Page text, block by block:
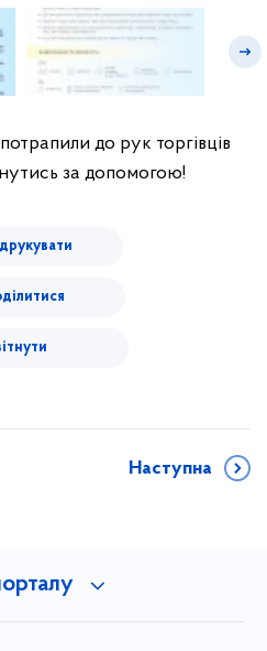
до рук торгівців
за допомогою!
Наступна